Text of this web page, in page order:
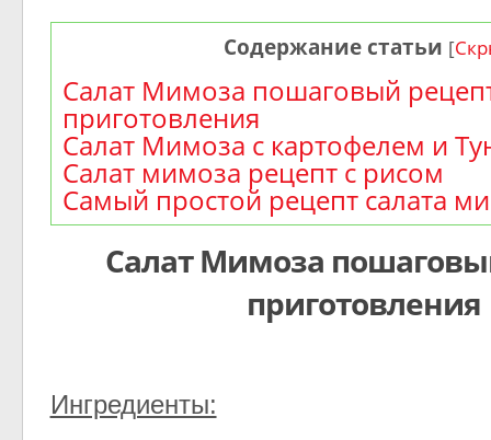
Содержание статьи [
Салат Мимоза пошаговый
приготовления
Салат Мимоза с картофелем и
Салат мимоза рецепт с рисом
Самый простой рецепт салата
Салат Мимоза
приготовления
Ингредиенты: